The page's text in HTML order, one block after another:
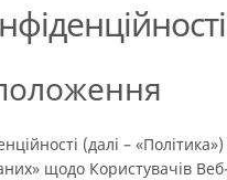
(далі –
щодо Користувачів